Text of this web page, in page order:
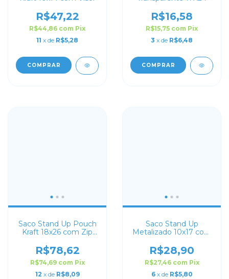
R$47,22
R$44,86 com Pix
11 x de R$5,28
COMPRAR
R$16,58
R$15,75 com Pix
3 x de R$6,48
COMPRAR
Saco Stand Up Pouch
Kraft 18x26 com Zip
R$78,62
R$74,69 com Pix
12 x de R$8,09
Saco Stand Up
Metalizado 10x17 com
R$28,90
R$27,46 com Pix
6 x de R$5,80